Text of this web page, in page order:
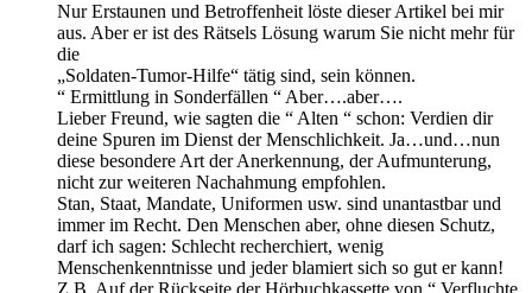
Nur Erstaunen und Betroffenheit löste dieser Artikel bei mir
aus. Aber er ist des Rätsels Lösung warum Sie nicht mehr für
die
„Soldaten-Tumor-Hilfe“ tätig sind, sein können.
“ Ermittlung in Sonderfällen “ Aber….aber….
Lieber Freund, wie sagten die “ Alten “ schon: Verdien dir
deine Spuren im Dienst der Menschlichkeit. Ja…und…nun
diese besondere Art der Anerkennung, der Aufmunterung,
nicht zur weiteren Nachahmung empfohlen.
Stan, Staat, Mandate, Uniformen usw. sind unantastbar und
immer im Recht. Den Menschen aber, ohne diesen Schutz,
darf ich sagen: Schlecht recherchiert, wenig
Menschenkenntnisse und jeder blamiert sich so gut er kann!